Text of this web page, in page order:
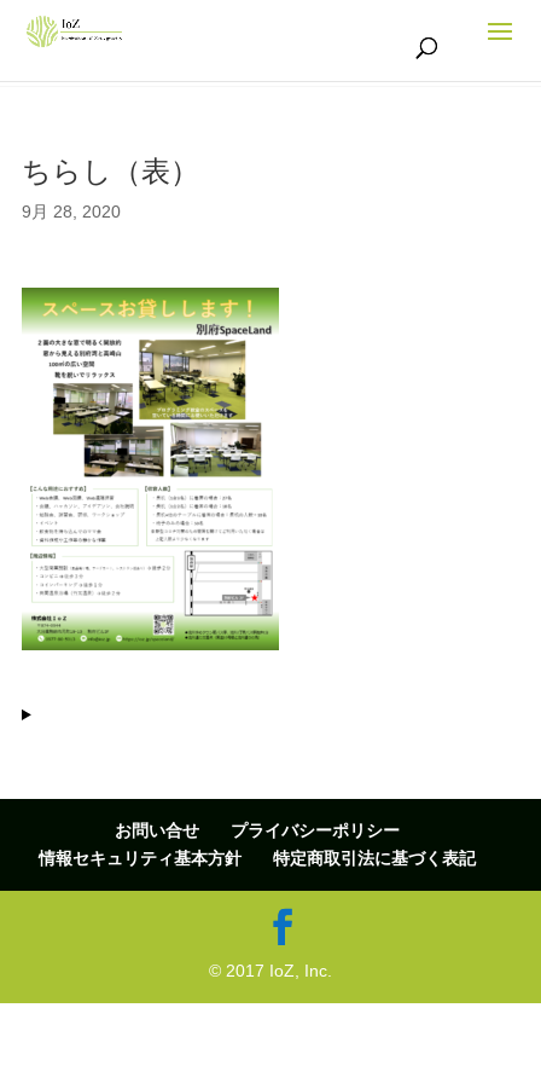
ちらし（表）
9月 28, 2020
お問い合せ
プライバシーポリシー
情報セキュリティ基本方針
特定商取引法に基づく表記
© 2017 IoZ, Inc.